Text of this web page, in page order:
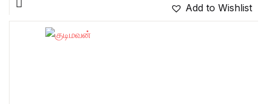
Add to Wishlist